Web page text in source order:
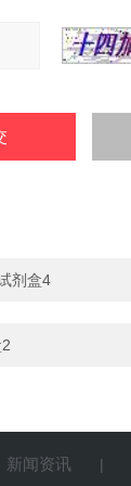
剂盒4
新闻资讯 |